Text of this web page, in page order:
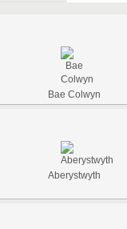
Bae Colwyn
Aberystwyth